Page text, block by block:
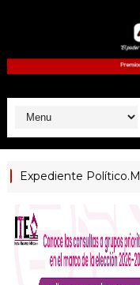
Político.Mx no